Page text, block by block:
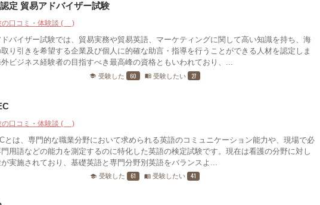
定 貿易アドバイザー試験
の口コミ・体験談 (0)
バイザー試験では、貿易実務や貿易英語、マーケティングに関して高い知識を持ち、海
り引きを希望する企業及び個人に的確な助言・指導を行うことができる人材を認定しま
ビジネス経験者の目指すべき最高峰の資格ともいわれており、...
school 受験した 60 menu_book 受験したい 27
の口コミ・体験談 (0)
とは、専門的な職業分野において求められる英語のコミュニケーション能力や、現場で必
用語などの能力を測定するのに特化した英語の検定試験です。現在は看護の分野に対し
実施されており、基礎英語と専門分野別英語をバランスよ...
school 受験した 61 menu_book 受験したい 41